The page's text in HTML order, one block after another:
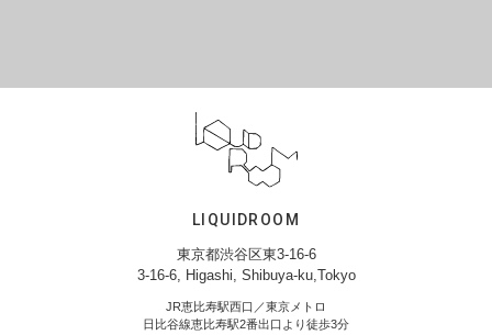
LIQUIDROOM
東京都渋谷区東3-16-6
3-16-6, Higashi, Shibuya-ku,Tokyo
JR恵比寿駅西口／東京メトロ
日比谷線恵比寿駅2番出口より徒歩3分